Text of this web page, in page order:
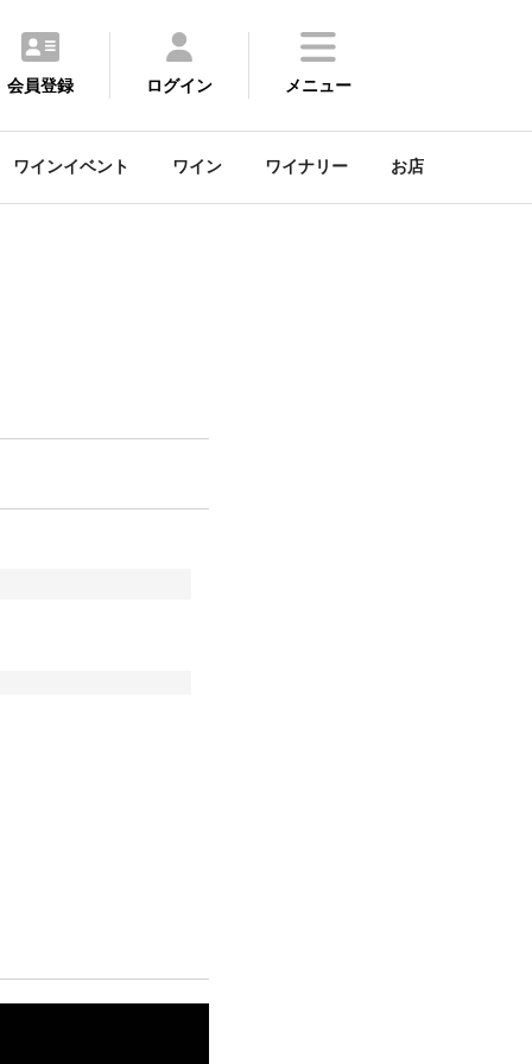
会員登録 ログイン メニュー
ワインイベント ワイン ワイナリー お店